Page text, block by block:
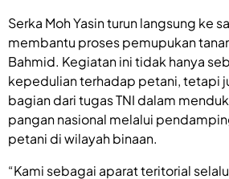
Serka Moh Yasin turun langsung ke
membantu proses pemupukan
Bahmid. Kegiatan ini tidak hanya
kepedulian terhadap petani, tetapi
bagian dari tugas TNI dalam
pangan nasional melalui
petani di wilayah binaan.
“Kami sebagai aparat teritorial